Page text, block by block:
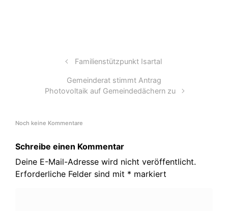
Familienstützpunkt Isartal
Gemeinderat stimmt Antrag
Photovoltaik auf Gemeindedächern zu
Noch keine Kommentare
Schreibe einen Kommentar
Deine E-Mail-Adresse wird nicht veröffentlicht.
Erforderliche Felder sind mit * markiert